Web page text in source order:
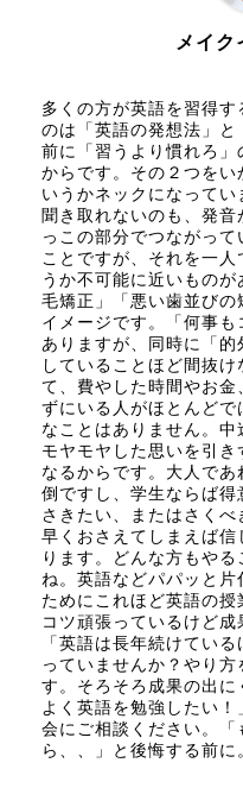
メイク
多くの方が英語を習得
のは「英語の発想法」
前に「習うより慣れろ
からです。その２つをい
いうかネックになって
聞き取れないのも、発
っこの部分でつながっ
ことですが、それを一
うか不可能に近いもの
毛矯正」「悪い歯並び
イメージです。「何事
ありますが、同時に「
していることほど間抜
て、費やした時間やお
ずにいる人がほとんどで
なことはありません。中
モヤモヤした思いを引
なるからです。大人で
倒ですし、学生ならば
さきたい、またはさくべ
早くおさえてしまえば
ります。どんな方もや
ね。英語などパパッと
ためにこれほど英語の
コツ頑張っているけど成
「英語は長年続けてい
っていませんか？やり
す。そろそろ成果の出
よく英語を勉強したい
会にご相談ください。
ら、、」と後悔する前に